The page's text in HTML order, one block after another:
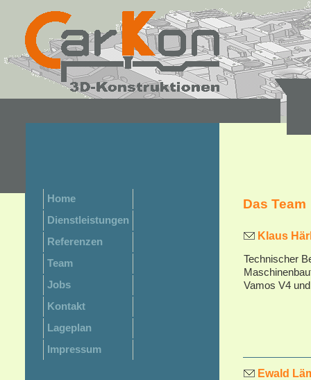
Home
Dienstleistungen
Referenzen
Team
Jobs
Kontakt
Lageplan
Impressum
Das Team
Klaus
Technischer
Vamos V4
Ewald